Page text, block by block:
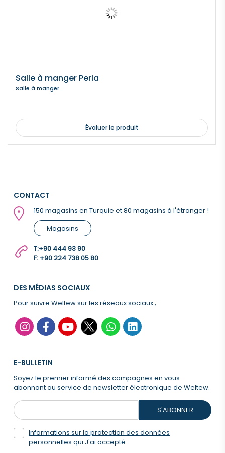
Salle à manger Perla
Salle à manger
Évaluer le produit
CONTACT
150 magasins en Turquie et 80 magasins à l'étranger !
Magasins
T:+90 444 93 90
F: +90 224 738 05 80
DES MÉDIAS SOCIAUX
Pour suivre Weltew sur les réseaux sociaux ;
E-BULLETIN
Soyez le premier informé des campagnes en vous
abonnant au service de newsletter électronique de Weltew.
Informations sur la protection des données
personnelles qui J'ai accepté.
S'ABONNER